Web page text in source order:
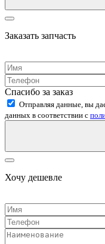
Заказать запчасть
Спасибо за заказ
Отправляя данные, вы
данных в соответствии с
Хочу дешевле